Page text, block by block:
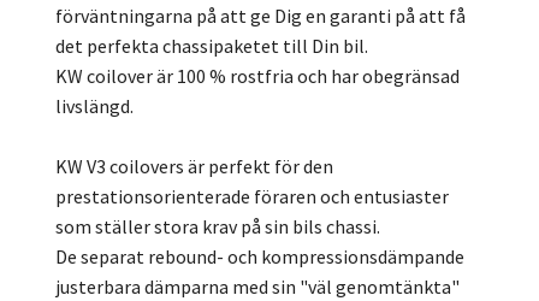
förväntningarna på att ge Dig en garanti på att få
det perfekta chassipaketet till Din bil.
KW coilover är 100 % rostfria och har obegränsad
livslängd.
KW V3 coilovers är perfekt för den
prestationsorienterade föraren och entusiaster
som ställer stora krav på sin bils chassi.
De separat rebound- och kompressionsdämpande
justerbara dämparna med sin "väl genomtänkta"